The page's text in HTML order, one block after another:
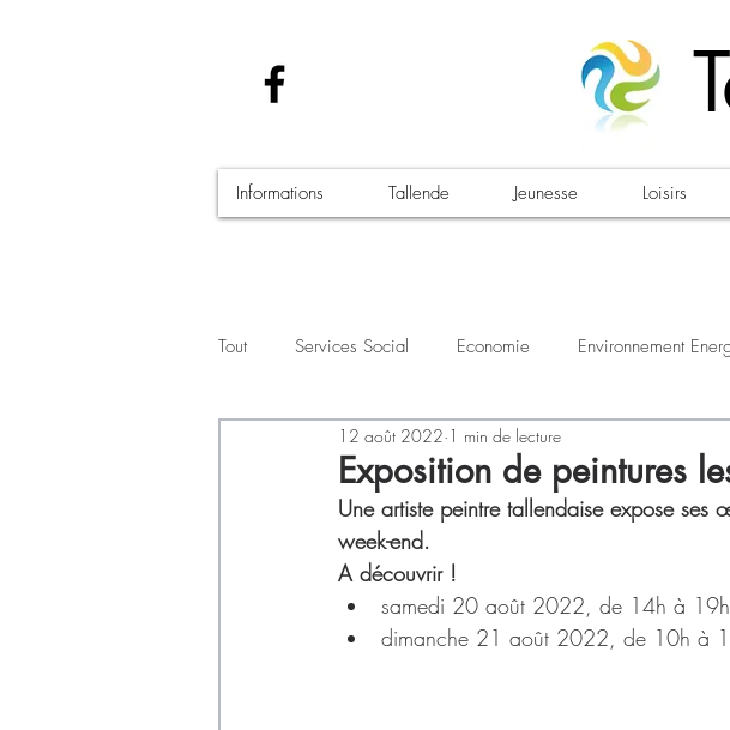
Informations Tallende Jeunesse Loisirs
Tout Services Social Economie Environnement
Santé - Covid-19 Culture Manifestations
Exposition de peintures
12 août 2022 1 min de lecture
Une artiste peintre tallendaise expose
week-end.
A découvrir !
samedi 20 août 2022, de 14h à 19h
dimanche 21 août 2022, de 10h à